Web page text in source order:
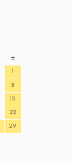
土
1
8
15
22
29